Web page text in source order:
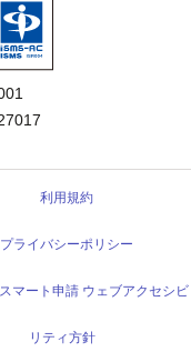
利用規約
プライバシーポリシー
マート申請 ウェブアクセシビ
リティ方針